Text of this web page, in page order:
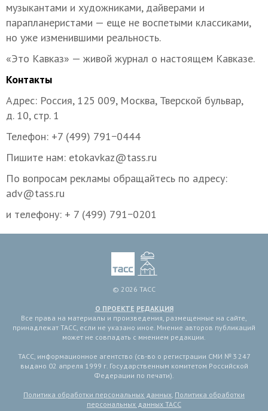
музыкантами и художниками, дайверами и
парапланеристами — еще не воспетыми классиками,
но уже изменившими реальность.
«Это Кавказ» — живой журнал о настоящем Кавказе.
Контакты
Адрес: Россия, 125 009, Москва, Тверской бульвар,
д. 10, стр. 1
Телефон: +7 (499) 791−0444
Пишите нам: etokavkaz@tass.ru
По вопросам рекламы обращайтесь по адресу:
adv@tass.ru
и телефону: + 7 (499) 791−0201
© 2026 ТАСС
О ПРОЕКТЕ РЕДАКЦИЯ
Все права на материалы и произведения, размещенные на сайте,
принадлежат ТАСС, если не указано иное. Мнение авторов публикаций
может не совпадать с мнением редакции.
ТАСС, информационное агентство (св-во о регистрации СМИ № 3 247
выдано 02 апреля 1999 г. Государственным комитетом Российской
Федерации по печати).
Политика обработки персональных данных, Политика обработки
персональных данных ТАСС